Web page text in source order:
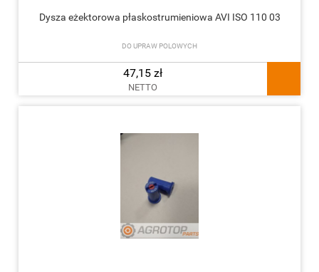
Dysza eżektorowa płaskostrumieniowa AVI ISO 110 03
DO UPRAW POLOWYCH
47,15 zł
NETTO